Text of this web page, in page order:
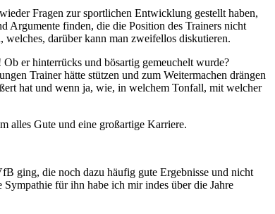
Fragen zur sportlichen Entwicklung gestellt haben,
Argumente finden, die die Position des Trainers nicht
welches, darüber kann man zweifellos diskutieren.
er hinterrücks und bösartig gemeuchelt wurde?
Trainer hätte stützen und zum Weitermachen drängen
hat und wenn ja, wie, in welchem Tonfall, mit welcher
alles Gute und eine großartige Karriere.
ging, die noch dazu häufig gute Ergebnisse und nicht
für ihn habe ich mir indes über die Jahre